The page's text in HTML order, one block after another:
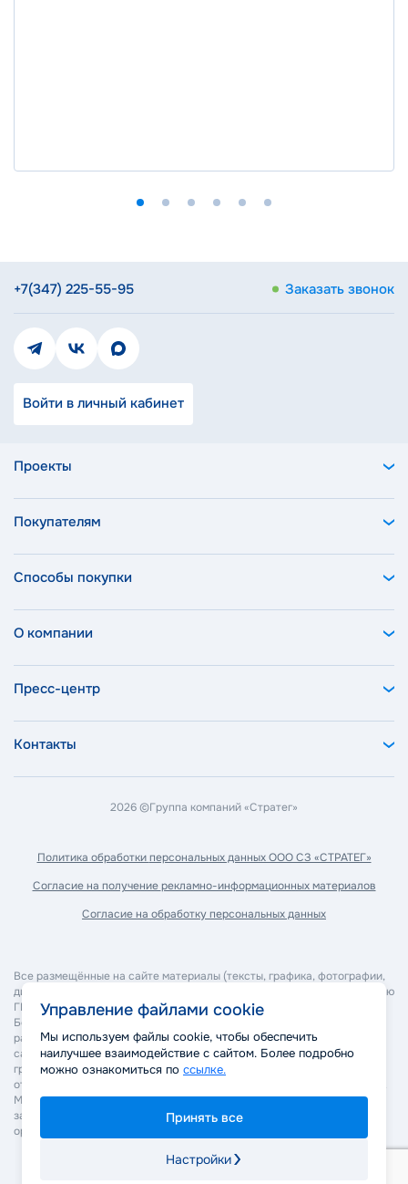
Проекты
Покупателям
Способы покупки
О компании
Пресс-центр
Контакты
+7(347) 225-55-95 Заказать звонок
Войти в личный кабинет
2026 ©Группа компаний «Стратег»
Политика обработкиперсональных данных ООО СЗ «СТРАТЕГ»
Согласие на получениерекламно-информационных материалов
Согласие на обработку персональных данных
Все размещённые на сайте материалы (тексты, графика, фотографии,
дизайн, программное обеспечение и прочее) являются собственностью
ГК "Стратег" и охраняются в соответствии с законодательством РФ.
Без согласия правообладателя запрещается копирование,
распространение, изменение или иное использование материалов
сайта. Нарушение авторских и смежных прав может повлечь
гражданско-правовую, административную и уголовную
ответственность в соответствии с действующим законодательством.
Мы оставляем за собой право применять все законные меры для
защиты своих прав, включая обращение в суд и правоохранительные
органы.
Управление файлами cookie
Мы используем файлы cookie, чтобы обеспечить
наилучшее взаимодействие с сайтом. Более подробно
можно ознакомиться по ссылке.
Принять все
Настройки